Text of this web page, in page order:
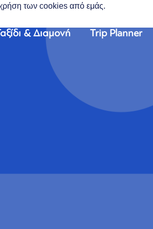
χρήση των cookies από εμάς.
& Διαμονή Trip Planner